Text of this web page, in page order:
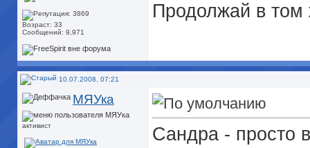
Возраст: 33
Сообщений: 9,971
Продолжай в том
10.07.2008, 07:21
МЯУка
активист
Сандра - просто